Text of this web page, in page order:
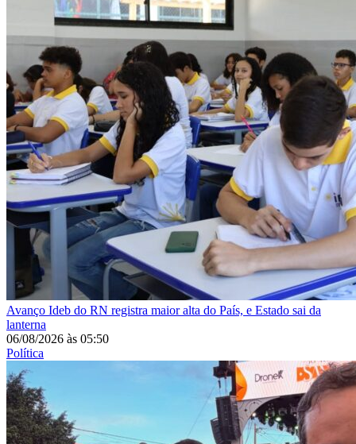
Avanço Ideb do RN registra maior alta do País, e Estado sai da
lanterna
06/08/2026 às 05:50
Política